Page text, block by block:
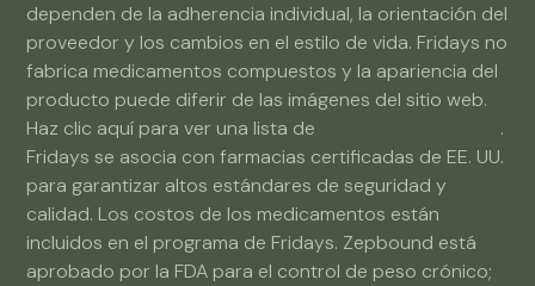
dependen de la adherencia individual, la orientación del
proveedor y los cambios en el estilo de vida. Fridays no
fabrica medicamentos compuestos y la apariencia del
producto puede diferir de las imágenes del sitio web.
Haz clic aquí para ver una lista de
.
Fridays se asocia con farmacias certificadas de EE. UU.
para garantizar altos estándares de seguridad y
calidad. Los costos de los medicamentos están
incluidos en el programa de Fridays. Zepbound está
aprobado por la FDA para el control de peso crónico;